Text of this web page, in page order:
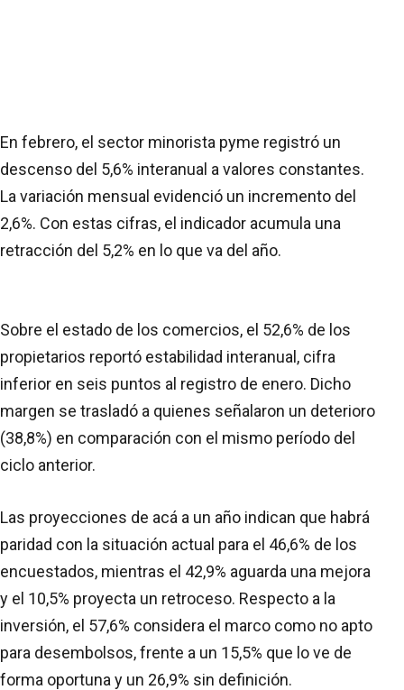
En febrero, el sector minorista pyme registró un
descenso del 5,6% interanual a valores constantes.
La variación mensual evidenció un incremento del
2,6%. Con estas cifras, el indicador acumula una
retracción del 5,2% en lo que va del año.
Sobre el estado de los comercios, el 52,6% de los
propietarios reportó estabilidad interanual, cifra
inferior en seis puntos al registro de enero. Dicho
margen se trasladó a quienes señalaron un deterioro
(38,8%) en comparación con el mismo período del
ciclo anterior.
Las proyecciones de acá a un año indican que habrá
paridad con la situación actual para el 46,6% de los
encuestados, mientras el 42,9% aguarda una mejora
y el 10,5% proyecta un retroceso. Respecto a la
inversión, el 57,6% considera el marco como no apto
para desembolsos, frente a un 15,5% que lo ve de
forma oportuna y un 26,9% sin definición.